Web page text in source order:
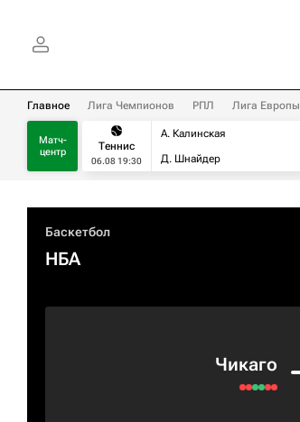
Главное Лига Чемпионов РПЛ Лига Европы
Матч-
центр
Теннис
06.08 19:30
А. Калинская
Д. Шнайдер
Баскетбол
НБА
Чикаго